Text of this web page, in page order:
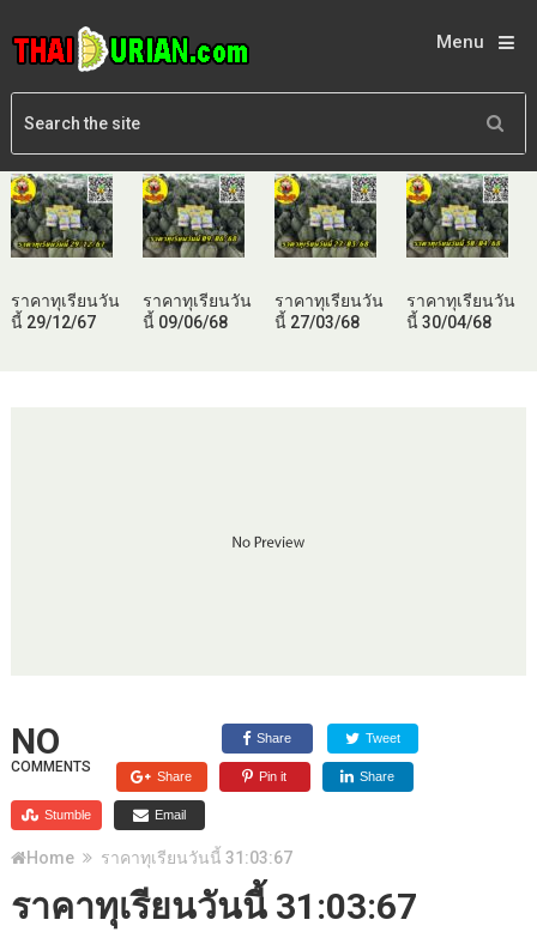
Menu
ราคาทุเรียนวัน
นี้ 29/12/67
ราคาทุเรียนวัน
นี้ 09/06/68
ราคาทุเรียนวัน
นี้ 27/03/68
ราคาทุเรียนวัน
นี้ 30/04/68
NO
COMMENTS
Share Tweet
Share Pin it Share
Stumble Email
Home ราคาทุเรียนวันนี้ 31:03:67
ราคาทุเรียนวันนี้ 31:03:67